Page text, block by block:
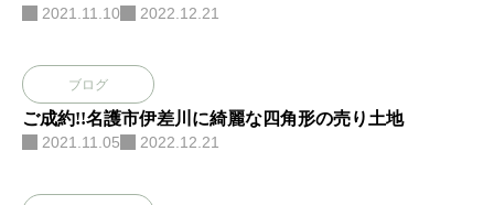
2021.11.10 2022.12.21
ブログ
ご成約!!名護市伊差川に綺麗な四角形の売り土地
2021.11.05 2022.12.21